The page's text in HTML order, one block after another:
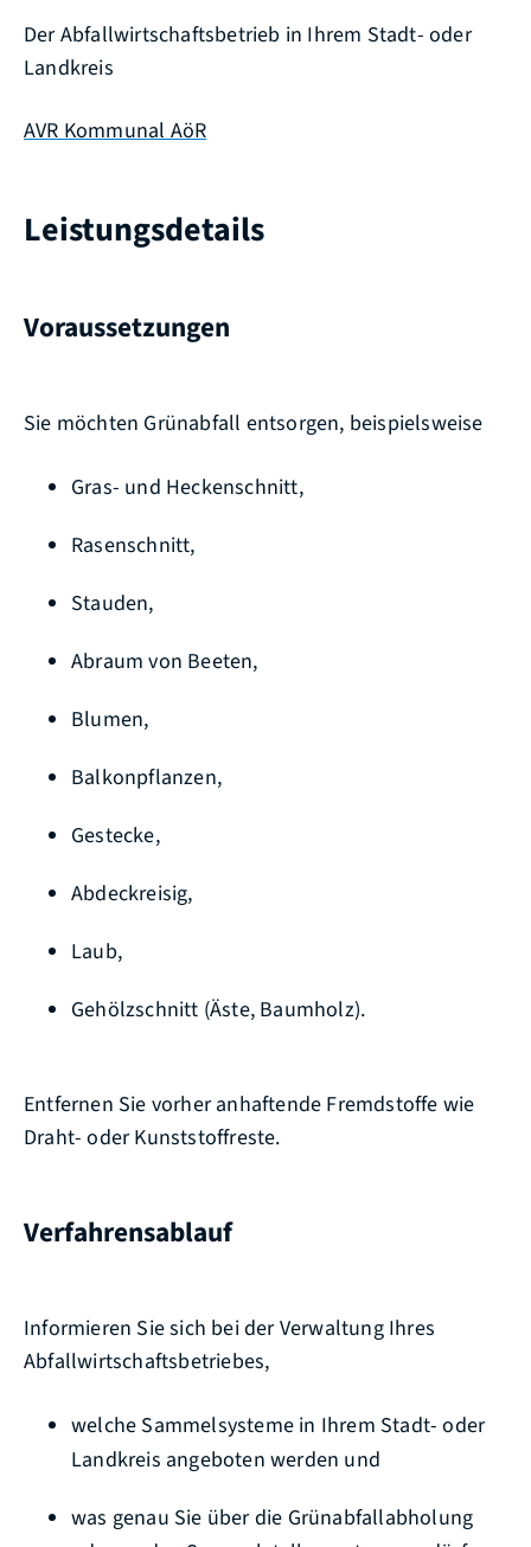
Der Abfallwirtschaftsbetrieb in Ihrem Stadt- oder
Landkreis
AVR Kommunal AöR
Leistungsdetails
Voraussetzungen
Sie möchten Grünabfall entsorgen, beispielsweise
Gras- und Heckenschnitt,
Rasenschnitt,
Stauden,
Abraum von Beeten,
Blumen,
Balkonpflanzen,
Gestecke,
Abdeckreisig,
Laub,
Gehölzschnitt (Äste, Baumholz).
Entfernen Sie vorher anhaftende Fremdstoffe wie
Draht- oder Kunststoffreste.
Verfahrensablauf
Informieren Sie sich bei der Verwaltung Ihres
Abfallwirtschaftsbetriebes,
welche Sammelsysteme in Ihrem Stadt- oder
Landkreis angeboten werden und
was genau Sie über die Grünabfallabholung